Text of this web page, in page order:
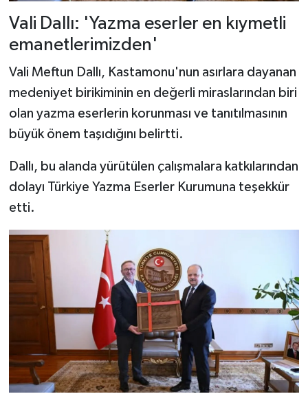
Vali Dallı: 'Yazma eserler en kıymetli
emanetlerimizden'
Vali Meftun Dallı, Kastamonu'nun asırlara dayanan
medeniyet birikiminin en değerli miraslarından biri
olan yazma eserlerin korunması ve tanıtılmasının
büyük önem taşıdığını belirtti.
Dallı, bu alanda yürütülen çalışmalara katkılarından
dolayı Türkiye Yazma Eserler Kurumuna teşekkür
etti.